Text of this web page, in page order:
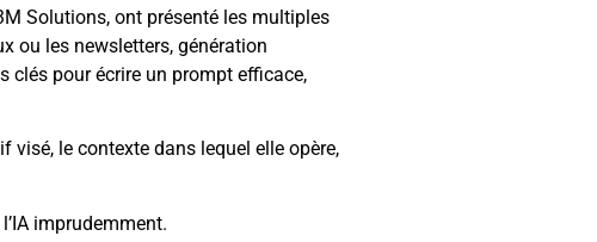
Solutions, ont présenté les multiples
ou les newsletters, génération
clés pour écrire un prompt efficace,
visé, le contexte dans lequel elle opère,
imprudemment.